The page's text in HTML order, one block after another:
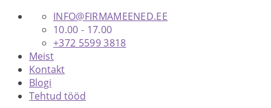
Skip
INFO@FIRMAMEENED.EE
10.00 - 17.00
+372 5599 3818
Meist
Kontakt
Blogi
Tehtud tööd